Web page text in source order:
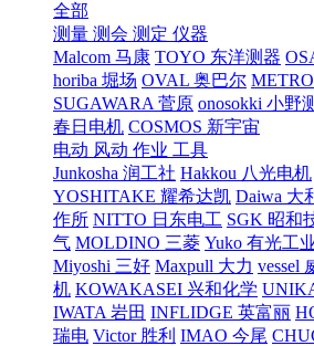
全部
测量 测会 测定 仪器
Malcom 马康 TOYO 东洋测器
horiba 堀场 OVAL 奥巴尔
SUGAWARA 菅原 onosokki 小野
春日电机 COSMOS 新宇宙
电动 风动 作业 工具
Junkosha 润工社 Hakkou 八光电机
YOSHITAKE 耀希达凯 Daiwa 大
作所 NITTO 日东电工 SGK 昭和
气 MOLDINO 三菱 Yuko 有光工
Miyoshi 三好 Maxpull 大力 vessel
机 KOWAKASEI 兴和化学
IWATA 岩田 INFLIDGE 英富丽
瑞电 Victor 胜利 IMAO 今尾